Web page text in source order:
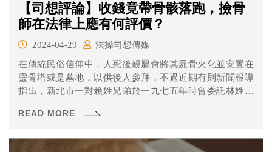
【司想評論】收錢竟帶骨骸落跑，撿骨
師在法律上應有何評價？
2024-04-29
法操司想傳媒
在傳統民俗信仰中，人死後親屬會將其屍骨火化並安置在
靈骨塔或是墓地，以供後人參拜，不過近期有則新聞報導
指出，新北市一對賴姓兄弟於一九七五年時曾委託林姓撿
事情沒辦妥，竟帶著骨骸躲債，導致賴家人近五十年來，
司拆除東暖新村廢棄宿舍，意外發現三具遺骨，經檢警抽
READ MORE